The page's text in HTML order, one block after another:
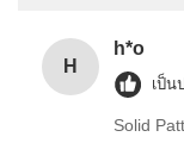
H
h*o
เป็น
Solid